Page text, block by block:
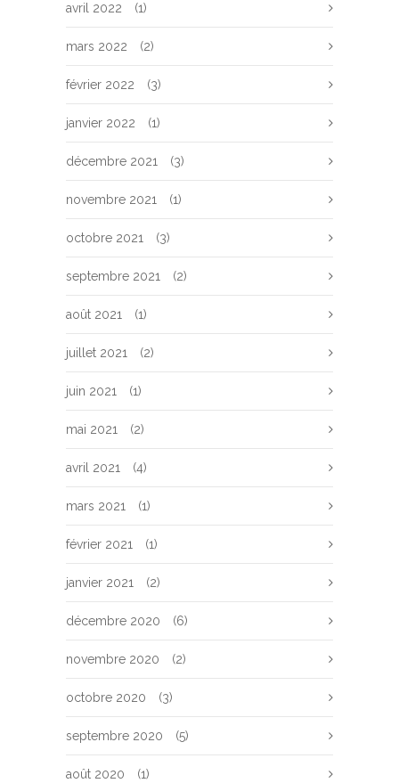
avril 2022 (1)
mars 2022 (2)
février 2022 (3)
janvier 2022 (1)
décembre 2021 (3)
novembre 2021 (1)
octobre 2021 (3)
septembre 2021 (2)
août 2021 (1)
juillet 2021 (2)
juin 2021 (1)
mai 2021 (2)
avril 2021 (4)
mars 2021 (1)
février 2021 (1)
janvier 2021 (2)
décembre 2020 (6)
novembre 2020 (2)
octobre 2020 (3)
septembre 2020 (5)
août 2020 (1)